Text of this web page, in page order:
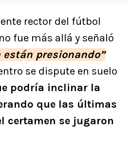
rector del fútbol
fue más allá y señaló
están presionando”
se dispute en suelo
podría inclinar la
que las últimas
certamen se jugaron